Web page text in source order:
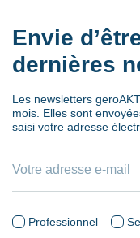
Envie
dernières
Les newsletters
mois. Elles sont
saisi votre adresse
Professionnel